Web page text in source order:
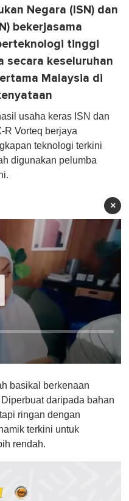
Negara (ISN) dan
bekerjasama
tinggi
secara keseluruhan
Malaysia di
usaha keras ISN dan
R Vorteq berjaya
teknologi terkini
digunakan pelumba
×
basikal berkenaan
daripada bahan
ringan dengan
terkini untuk
rendah.